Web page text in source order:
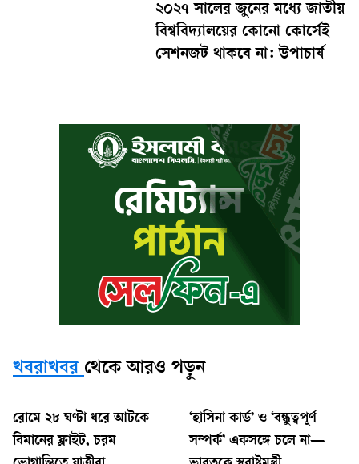
২০২৭ সালের জুনের মধ্যে জাতীয়
বিশ্ববিদ্যালয়ের কোনো কোর্সেই
সেশনজট থাকবে না: উপাচার্য
খবরাখবর থেকে আরও পড়ুন
রোমে ২৮ ঘণ্টা ধরে আটকে
বিমানের ফ্লাইট, চরম
‘হাসিনা কার্ড’ ও ‘বন্ধুত্বপূর্ণ
সম্পর্ক’ একসঙ্গে চলে না—